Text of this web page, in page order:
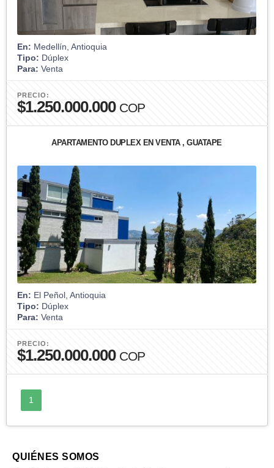
En: Medellín, Antioquia
Tipo: Dúplex
Para: Venta
PRECIO:
$1.250.000.000 COP
APARTAMENTO DUPLEX EN VENTA , GUATAPÉ
En: El Peñol, Antioquia
Tipo: Dúplex
Para: Venta
PRECIO:
$1.250.000.000 COP
1
QUIÉNES SOMOS